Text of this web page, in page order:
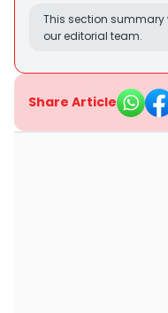
This section
our editorial team.
Share Article